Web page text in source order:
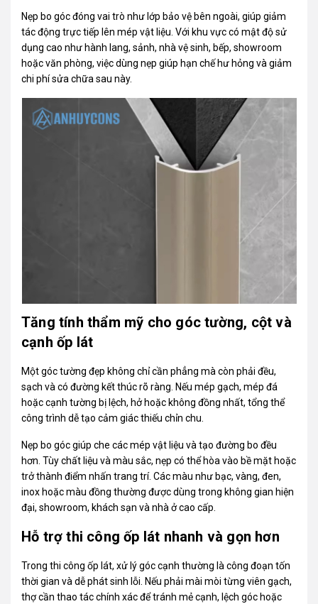
Nẹp bo góc đóng vai trò như lớp bảo vệ bên ngoài, giúp giảm
tác động trực tiếp lên mép vật liệu. Với khu vực có mật độ sử
dụng cao như hành lang, sảnh, nhà vệ sinh, bếp, showroom
hoặc văn phòng, việc dùng nẹp giúp hạn chế hư hỏng và giảm
chi phí sửa chữa sau này.
Tăng tính thẩm mỹ cho góc tường, cột và
cạnh ốp lát
Một góc tường đẹp không chỉ cần phẳng mà còn phải đều,
sạch và có đường kết thúc rõ ràng. Nếu mép gạch, mép đá
hoặc cạnh tường bị lệch, hở hoặc không đồng nhất, tổng thể
công trình dễ tạo cảm giác thiếu chỉn chu.
Nẹp bo góc giúp che các mép vật liệu và tạo đường bo đều
hơn. Tùy chất liệu và màu sắc, nẹp có thể hòa vào bề mặt hoặc
trở thành điểm nhấn trang trí. Các màu như bạc, vàng, đen,
inox hoặc màu đồng thường được dùng trong không gian hiện
đại, showroom, khách sạn và nhà ở cao cấp.
Hỗ trợ thi công ốp lát nhanh và gọn hơn
Trong thi công ốp lát, xử lý góc cạnh thường là công đoạn tốn
thời gian và dễ phát sinh lỗi. Nếu phải mài mòi từng viên gạch,
thợ cần thao tác chính xác để tránh mẻ cạnh, lệch góc hoặc